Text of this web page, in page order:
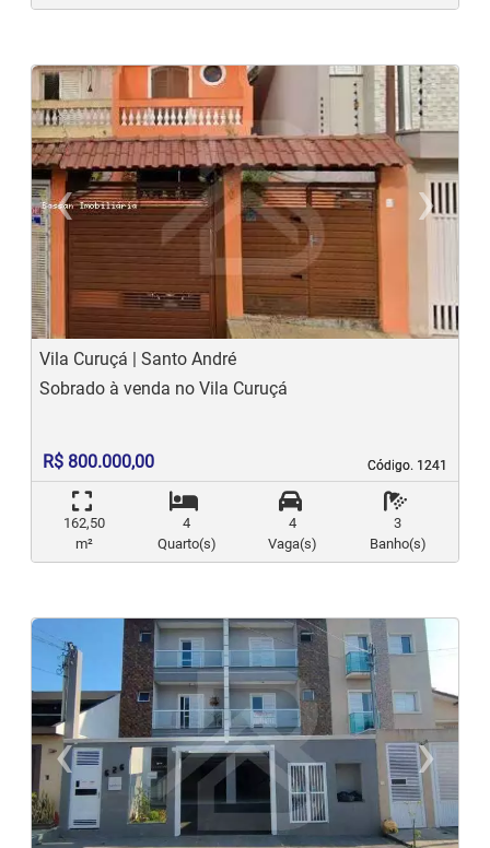
‹
Previous
›
Vila Curuçá | Santo André
Código. 1241
Código. 1241
Sobrado à venda no Vila Curuçá
R$ 800.000,00
162,50
m²
4
Quarto(s)
4
Vaga(s)
3
Banho(s)
‹
Previous
›